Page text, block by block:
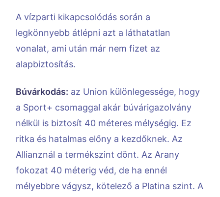
A vízparti kikapcsolódás során a
legkönnyebb átlépni azt a láthatatlan
vonalat, ami után már nem fizet az
alapbiztosítás.
Búvárkodás: az Union különlegessége, hogy
a Sport+ csomaggal akár búvárigazolvány
nélkül is biztosít 40 méteres mélységig. Ez
ritka és hatalmas előny a kezdőknek. Az
Allianznál a termékszint dönt. Az Arany
fokozat 40 méterig véd, de ha ennél
mélyebbre vágysz, kötelező a Platina szint. A